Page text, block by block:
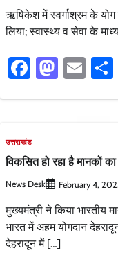
ऋषिकेश में स्वर्गाश्रम के
लिया; स्वास्थ्य व सेवा के
Facebook
उत्तराखंड
विकसित हो रहा है मानकों
News Desk February 4,
मुख्यमंत्री ने किया भारतीय
भारत में अहम योगदान
देहरादून में […]